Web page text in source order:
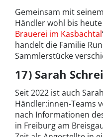
Gemeinsam mit
Händler wohl bis
Brauerei im Kasbachtal
handelt die Familie
Sammlerstücke
17) Sarah
Seit 2022 ist auch
Händler:innen-Teams
nach Informationen
in Freiburg am